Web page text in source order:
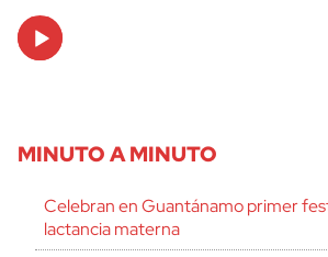
Audio
Player
MINUTO A MINUTO
Celebran en Guantánamo primer
lactancia materna